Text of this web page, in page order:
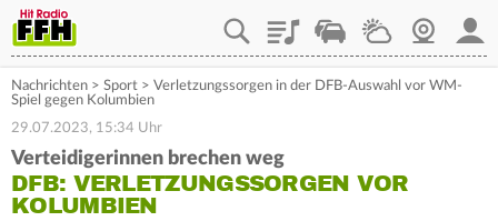
PlaylistStaupilotWetterWebcam
Nachrichten > Sport > Verletzungssorgen in der DFB-Auswahl vor WM-
Spiel gegen Kolumbien
29.07.2023, 15:34 Uhr
Verteidigerinnen brechen weg
DFB: VERLETZUNGSSORGEN VOR
KOLUMBIEN